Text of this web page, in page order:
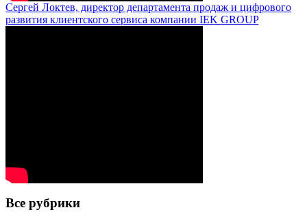
Сергей Локтев, директор департамента продаж и цифрового
развития клиентского сервиса компании IEK GROUP
Все рубрики